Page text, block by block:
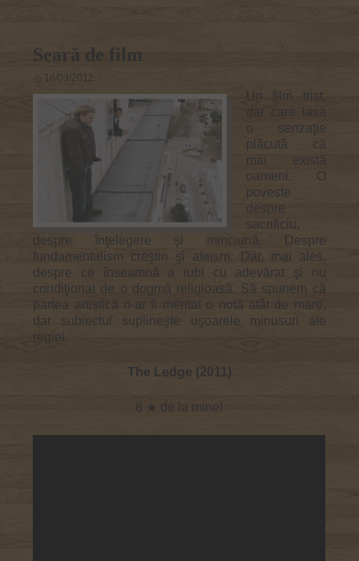
Seară de film
16/03/2012
Un film trist,
dar care lasă
o senzaţie
plăcută că
mai există
oameni. O
poveste
despre
sacrificiu,
despre înţelegere şi minciună. Despre
fundamentalism creştin şi ateism. Dar, mai ales,
despre ce înseamnă a iubi cu adevărat şi nu
condiţionat de o dogmă religioasă. Să spunem că
partea artistică n-ar fi meritat o notă atât de mare,
dar subiectul suplineşte uşoarele minusuri ale
regiei.
The Ledge (2011)
8 ★ de la mine!